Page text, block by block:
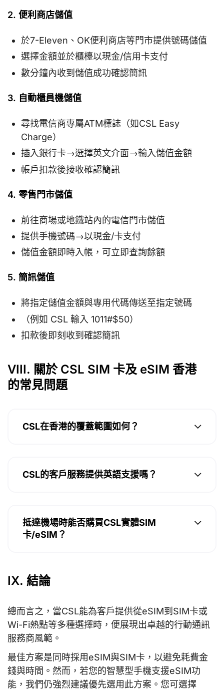
2. 便利商店儲值
於7-Eleven、OK便利商店等門市提供號碼儲值
選擇金額並於櫃檯以現金/信用卡支付
數分鐘內收到儲值成功確認簡訊
3. 自動櫃員機儲值
尋找電信商專屬ATM標誌（如CSL Easy
Charge）
插入銀行卡→選擇英文介面→輸入儲值金額
帳戶扣款後接收確認簡訊
4. 零售門市儲值
前往商場或地鐵站內的電信門市儲值
提供手機號碼→以現金/卡支付
儲值金額即時入帳，可立即查詢餘額
5. 簡訊儲值
將指定儲值金額與專用代碼傳送至指定號碼
（例如 CSL 輸入 1011#$50）
扣款後即刻收到確認簡訊
VIII. 關於 CSL SIM 卡及 eSIM 香港
的常見問題
CSL在香港的覆蓋範圍如何？
CSL的客戶服務提供英語支援嗎？
抵達機場時能否購買CSL實體SIM
卡/eSIM？
IX. 結論
總而言之，當CSL能為客戶提供從eSIM到SIM卡或
Wi-Fi熱點等多種選擇時，便展現出卓越的行動通訊
服務商風範。
最佳方案是同時採用eSIM與SIM卡，以避免耗費金
錢與時間。然而，若您的智慧型手機支援eSIM功
能，我們仍強烈建議優先選用此方案。您可選擇